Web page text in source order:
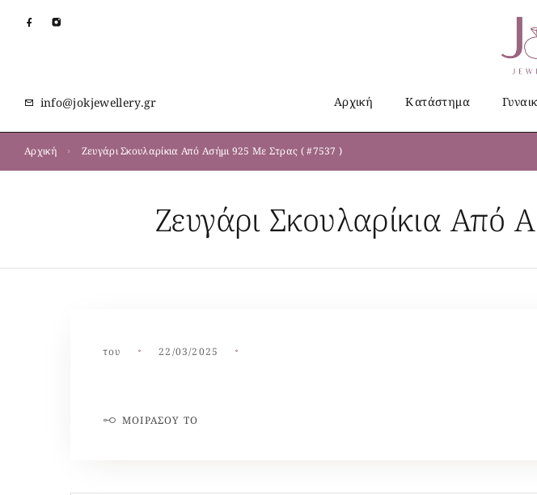
info@jokjewellery.gr Αρχική Κατάστημα
Αρχική Ζευγάρι Σκουλαρίκια Από Ασήμι 925 Με Στρας ( #7537 )
Ζευγάρι Σκουλαρίκια
του 22/03/2025
ΜΟΙΡΆΣΟΥ ΤΟ